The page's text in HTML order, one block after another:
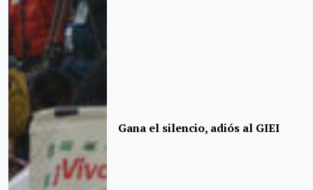
Gana el silencio, adiós al GIEI